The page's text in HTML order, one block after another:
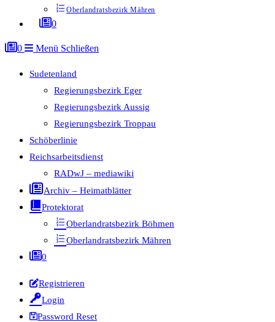
Oberlandratsbezirk Mähren
0
0 Menü Schließen
Sudetenland
Regierungsbezirk Eger
Regierungsbezirk Aussig
Regierungsbezirk Troppau
Schöberlinie
Reichsarbeitsdienst
RADwJ – mediawiki
Archiv – Heimatblätter
Protektorat
Oberlandratsbezirk Böhmen
Oberlandratsbezirk Mähren
0
Registrieren
Login
Password Reset